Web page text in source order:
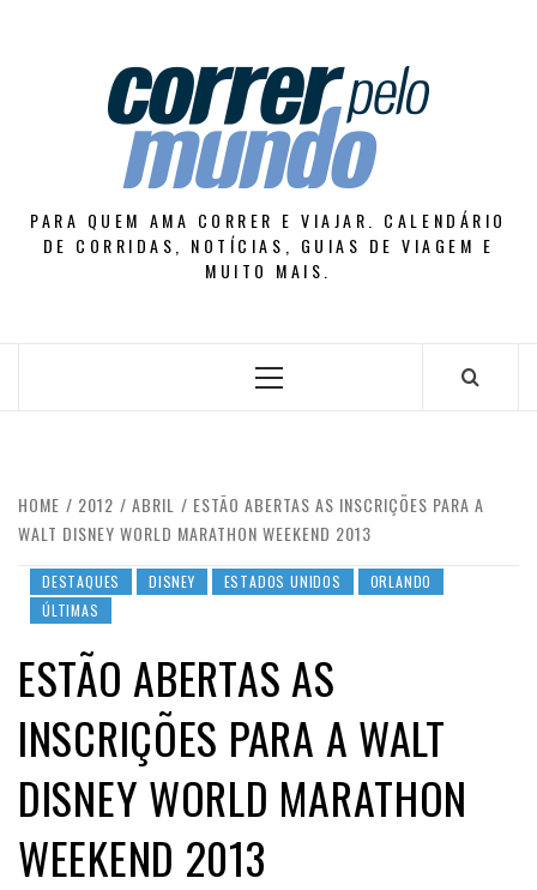
PARA QUEM AMA CORRER E VIAJAR. CALENDÁRIO
DE CORRIDAS, NOTÍCIAS, GUIAS DE VIAGEM E
MUITO MAIS.
Primary
HOME 2012 ABRIL
ESTÃO ABERTAS AS INSCRIÇÕES PARA A
WALT DISNEY WORLD MARATHON WEEKEND 2013
DESTAQUES DISNEY ESTADOS UNIDOS
ORLANDO
ÚLTIMAS
ESTÃO ABERTAS AS
INSCRIÇÕES PARA A WALT
DISNEY WORLD MARATHON
WEEKEND 2013